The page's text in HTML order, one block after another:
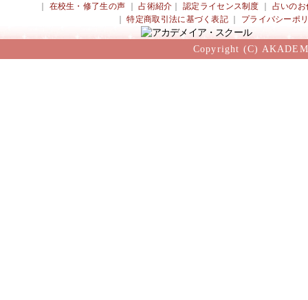
在校生・修了生の声 ｜占術紹介 ｜認定ライセンス制度
占いのお
｜特定商取引法に基づく表記 プライバシーポ
Copyright (C)